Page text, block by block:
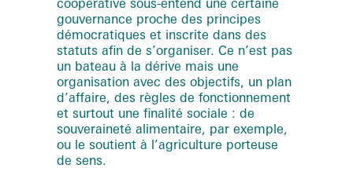
gouvernance proche des principes
démocratiques et inscrite dans des
statuts afin de s’organiser. Ce n’est pas
un bateau à la dérive mais une
organisation avec des objectifs, un plan
d’affaire, des règles de fonctionnement
et surtout une finalité sociale : de
souveraineté alimentaire, par exemple,
ou le soutient à l’agriculture porteuse
de sens.